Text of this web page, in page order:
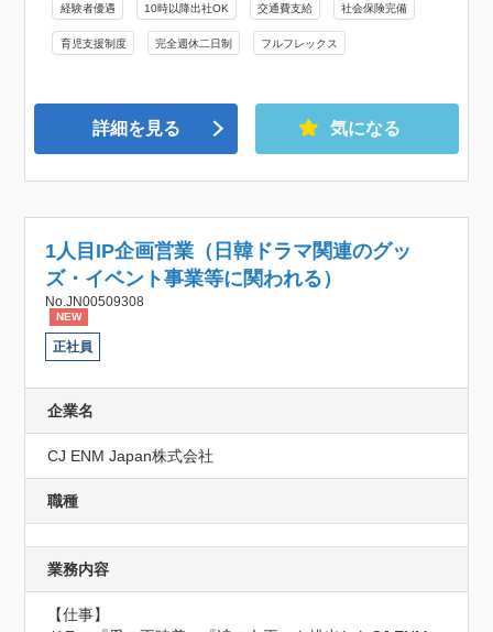
経験者優遇 10時以降出社OK 交通費支給 社会保険完備
育児支援制度 完全週休二日制 フルフレックス
詳細を見る 気になる
1人目IP企画営業（日韓ドラマ関連のグッ
ズ・イベント事業等に関われる）
No.JN00509308
NEW
正社員
企業名
CJ ENM Japan株式会社
職種
業務内容
【仕事】